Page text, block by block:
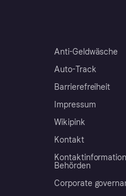
Anti-Geldwäsche
Auto-Track
Barrierefreiheit
Impressum
Wikipink
Kontakt
Behörden
Corporate